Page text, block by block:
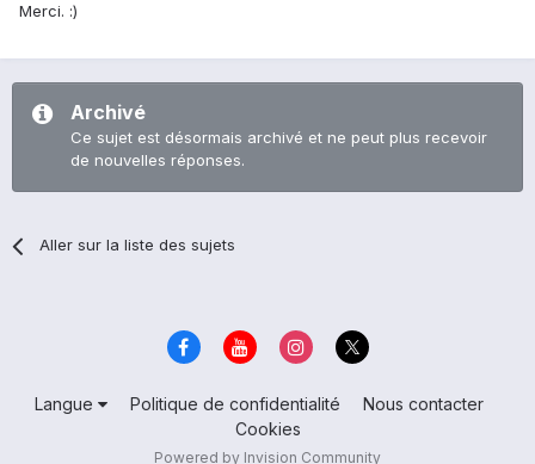
Merci. :)
Archivé
Ce sujet est désormais archivé et ne peut plus recevoir
de nouvelles réponses.
Aller sur la liste des sujets
Langue Politique de confidentialité
Nous contacter
Cookies
Powered by Invision Community